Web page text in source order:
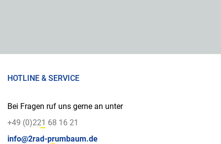
HOTLINE & SERVICE
Bei Fragen ruf uns gerne an unter
+49 (0)221 68 16 21
info@2rad-prumbaum.de